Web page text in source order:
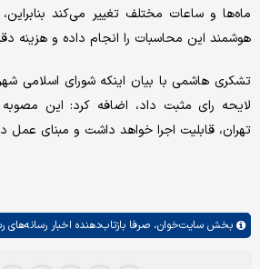
ماه‌ها و ساعات مختلف تغییر می‌کند
هوشمند این محاسبات را انجام داده و هزینه
تشکری هاشمی با بیان اینکه شورای اسلامی شهر
لایحه رای مثبت داد، اضافه کرد: این
تهران، قابلیت اجرا خواهد داشت و مبنای عمل
بخش سایت‌خوان، صرفا بازتاب‌دهنده اخبار